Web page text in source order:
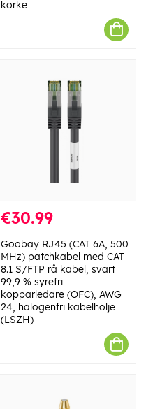
korke
€30.99
Goobay RJ45 (CAT 6A, 500
MHz) patchkabel med CAT
8.1 S/FTP rå kabel, svart
99,9 % syrefri
kopparledare (OFC), AWG
24, halogenfri kabelhölje
(LSZH)